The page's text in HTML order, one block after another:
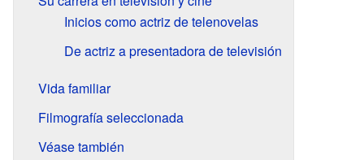
Inicios como actriz de telenovelas
De actriz a presentadora de televisión
Vida familiar
Filmografía seleccionada
Véase también